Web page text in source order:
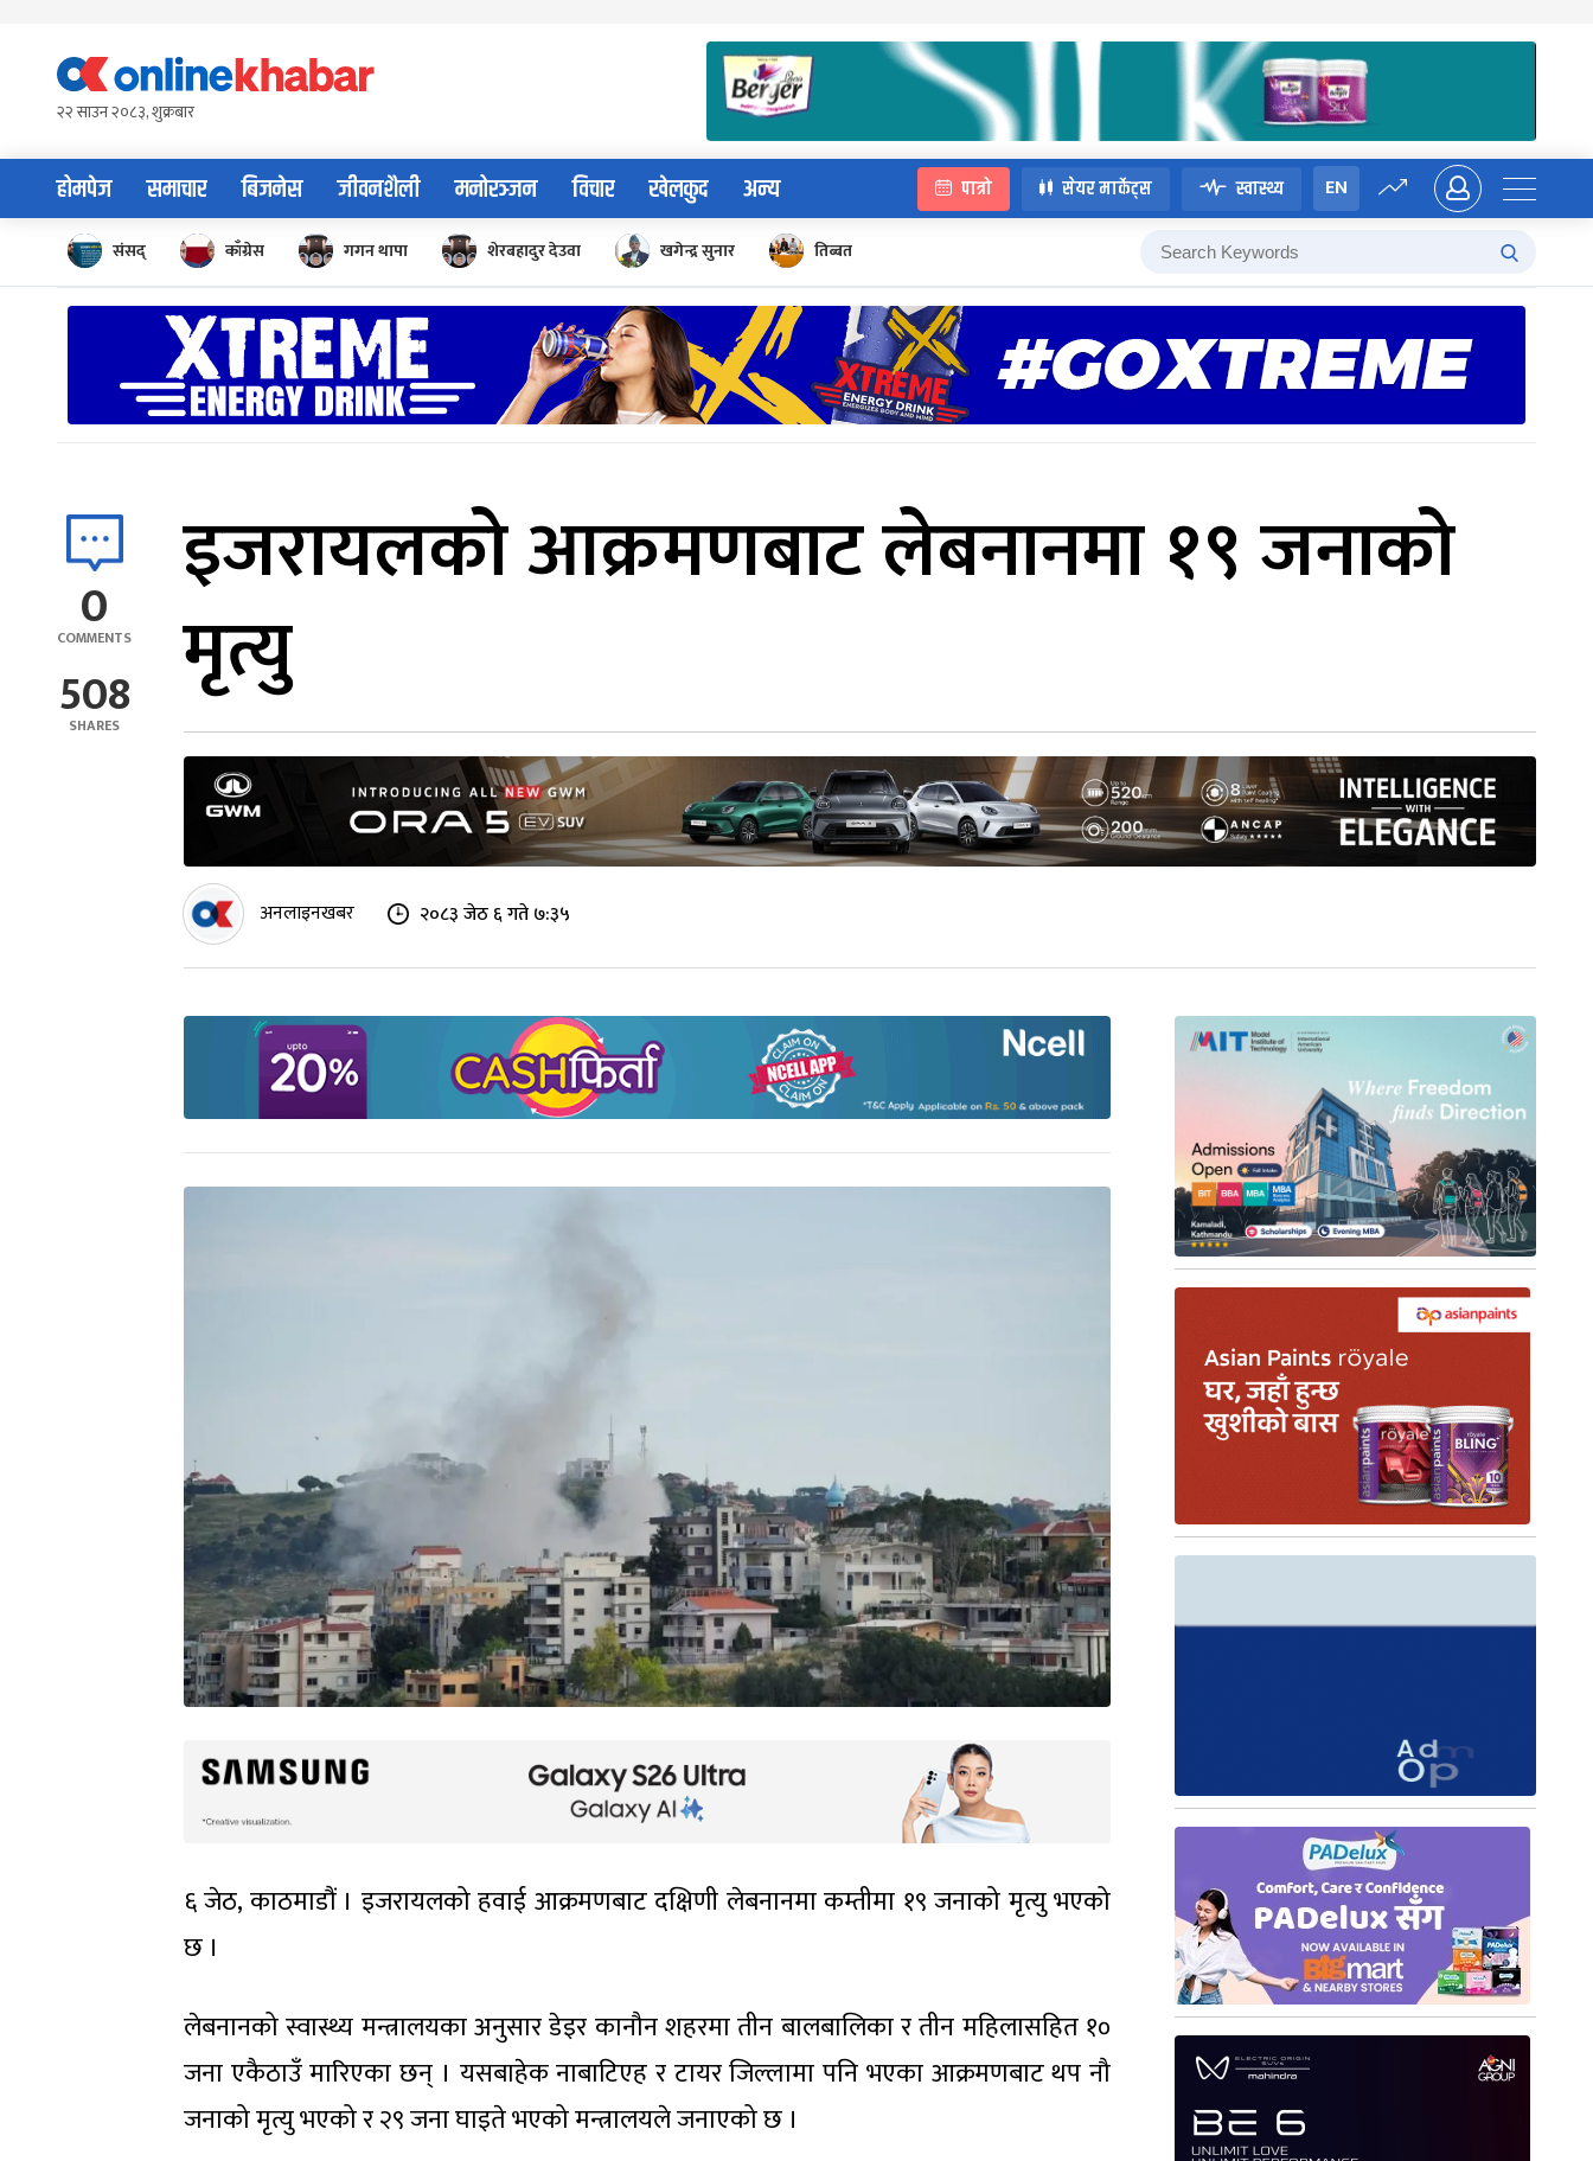
content२२ साउन २०८३, शुक्रबार
होमपेज समाचार बिजनेस जीवनशैली मनोरञ्जन विचार खेलकुद अन्य पात्रो सेयर मार्केट्स स्वास्थ्य EN
संसद् काँग्रेस गगन थापा शेरबहादुर देउवा खगेन्द्र सुनार तिब्बत
0
COMMENTS
508
SHARES
इजरायलको आक्रमणबाट लेबनानमा १९ जनाको
मृत्यु
अनलाइनखबर २०८३ जेठ ६ गते ७:३५
६ जेठ, काठमाडौं । इजरायलको हवाई आक्रमणबाट दक्षिणी लेबनानमा कम्तीमा १९ जनाको मृत्यु भएको
छ ।
लेबनानको स्वास्थ्य मन्त्रालयका अनुसार डेइर कानौन शहरमा तीन बालबालिका र तीन महिलासहित १०
जना एकैठाउँ मारिएका छन् । यसबाहेक नाबाटिएह र टायर जिल्लामा पनि भएका आक्रमणबाट थप नौ
जनाको मृत्यु भएको र २९ जना घाइते भएको मन्त्रालयले जनाएको छ ।